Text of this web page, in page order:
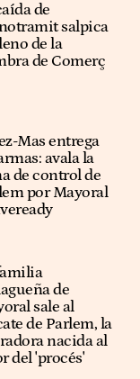
de
salpica
de la
de Comerç
Mas entrega
avala la
de control de
por Mayoral
de
sale al
de Parlem, la
nacida al
del 'procés'